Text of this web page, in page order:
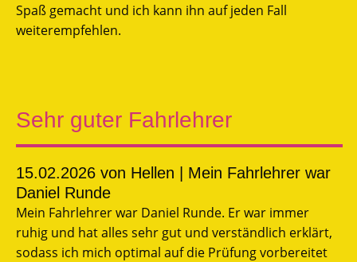
Spaß gemacht und ich kann ihn auf jeden Fall
weiterempfehlen.
Sehr guter Fahrlehrer
15.02.2026 von Hellen | Mein Fahrlehrer war
Daniel Runde
Mein Fahrlehrer war Daniel Runde. Er war immer
ruhig und hat alles sehr gut und verständlich erklärt,
sodass ich mich optimal auf die Prüfung vorbereitet